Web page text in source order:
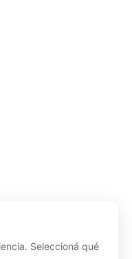
Seleccioná qué